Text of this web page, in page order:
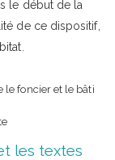
le début de la
de ce dispositif,
le foncier et le bâti
les textes